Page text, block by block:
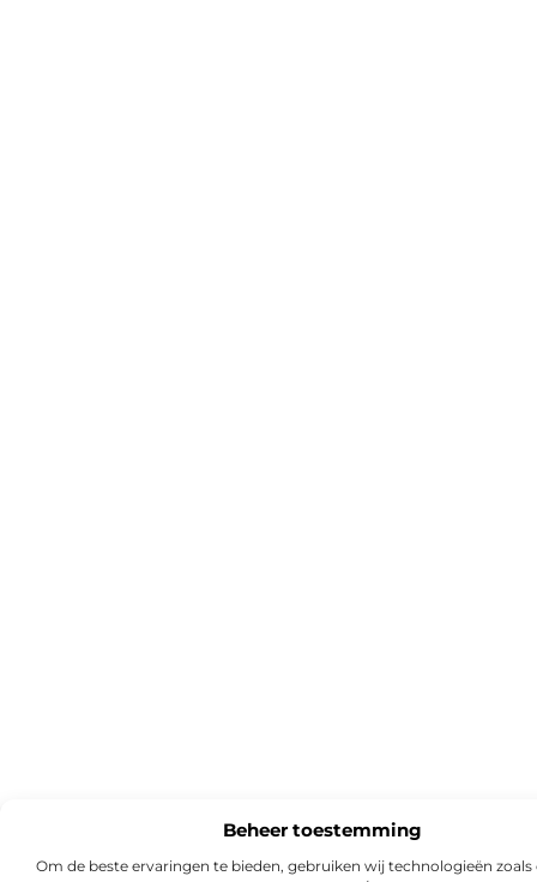
Beheer toestemming
Om de beste ervaringen te bieden, gebruiken wij technologieën zoals